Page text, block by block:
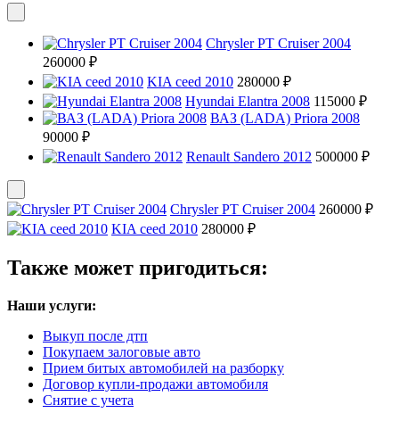
Chrysler PT Cruiser 2004
260000 ₽
KIA ceed 2010 280000 ₽
Hyundai Elantra 2008 115000 ₽
ВАЗ (LADA) Priora 2008
90000 ₽
Renault Sandero 2012 500000 ₽
Chrysler PT Cruiser 2004 260000 ₽
KIA ceed 2010 280000 ₽
Также может пригодиться:
Наши услуги:
Выкуп после дтп
Покупаем залоговые авто
Прием битых автомобилей на разборку
Договор купли-продажи автомобиля
Снятие с учета